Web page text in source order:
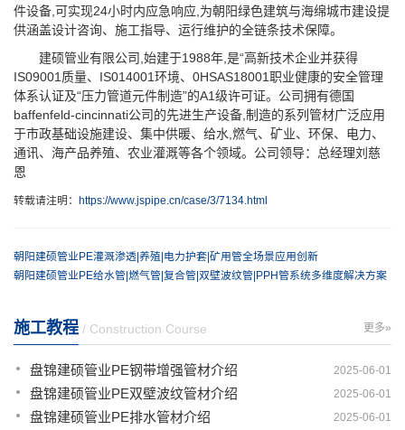
件设备,可实现24小时内应急响应,为朝阳绿色建筑与海绵城市建设提
供涵盖设计咨询、施工指导、运行维护的全链条技术保障。
建硕管业有限公司,始建于1988年,是“高新技术企业并获得
IS09001质量、IS014001环境、0HSAS18001职业健康的安全管理
体系认证及“压力管道元件制造”的A1级许可证。公司拥有德国
baffenfeld-cincinnati公司的先进生产设备,制造的系列管材广泛应用
于市政基础设施建设、集中供暖、给水,燃气、矿业、环保、电力、
通讯、海产品养殖、农业灌溉等各个领域。公司领导：总经理刘慈
恩
转载请注明： https://www.jspipe.cn/case/3/7134.html
朝阳建硕管业PE灌溉渗透|养殖|电力护套|矿用管全场景应用创新
朝阳建硕管业PE给水管|燃气管|复合管|双壁波纹管|PPH管系统多维度解决方案
更多»
施工教程 / Construction Course
2025-06-01
盘锦建硕管业PE钢带增强管材介绍
2025-06-01
盘锦建硕管业PE双壁波纹管材介绍
2025-06-01
盘锦建硕管业PE排水管材介绍